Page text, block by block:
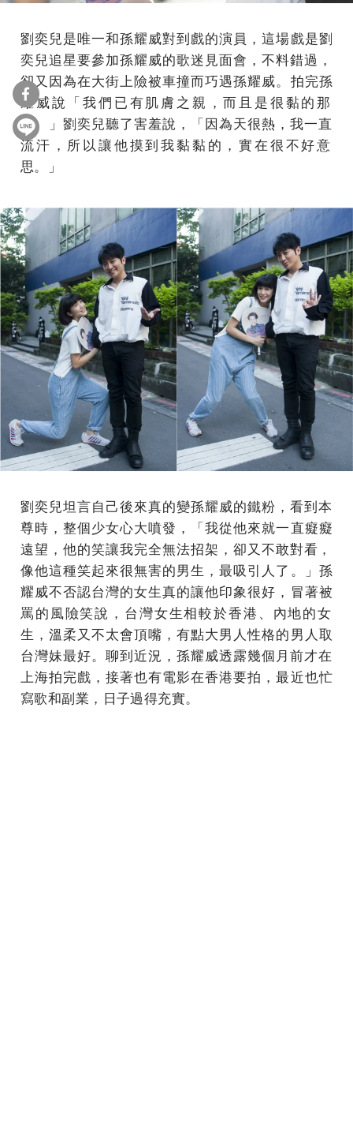
劉奕兒是唯一和孫耀威對到戲的演員，這場戲是劉
奕兒追星要參加孫耀威的歌迷見面會，不料錯過，
卻又因為在大街上險被車撞而巧遇孫耀威。拍完孫
耀威說「我們已有肌膚之親，而且是很黏的那
種。」劉奕兒聽了害羞說，「因為天很熱，我一直
流汗，所以讓他摸到我黏黏的，實在很不好意
思。」
劉奕兒坦言自己後來真的變孫耀威的鐵粉， 看到本
尊時，整個少女心大噴發，「我從他來就一直癡癡
遠望， 他的笑讓我完全無法招架，卻又不敢對看，
像他這種笑起來很無害的男生，最吸引人了。」孫
耀威不否認台灣的女生真的讓他印象很好，冒著被
罵的風險笑說，台灣女生相較於香港、 內地的女
生，溫柔又不太會頂嘴，有點大男人性格的男人取
台灣妹最好。聊到近況， 孫耀威透露幾個月前才在
上海拍完戲，接著也有電影在香港要拍，最近也忙
寫歌和副業，日子過得充實。